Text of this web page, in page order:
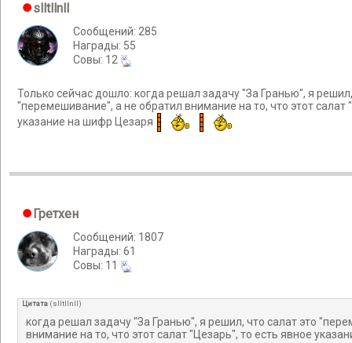
slltllnll
Сообщений: 285
Награды: 55
Cовы: 12
Только сейчас дошло: когда решал задачу "За Гранью", я
"перемешивание", а не обратил внимание на то, что этот салат
указание на шифр Цезаря
Гретхен
Сообщений: 1807
Награды: 61
Cовы: 11
Цитата (slltllnll)
когда решал задачу "За Гранью", я решил, что салат это
внимание на то, что этот салат "Цезарь", то есть явное